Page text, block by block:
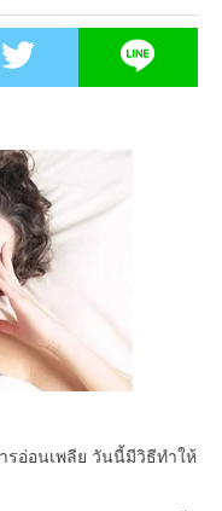
รอ่อนเพลีย วันนี้มีวิธีทำให้